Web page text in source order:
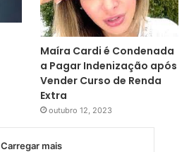
Maíra Cardi é Condenada
a Pagar Indenização após
Vender Curso de Renda
Extra
outubro 12, 2023
Carregar mais